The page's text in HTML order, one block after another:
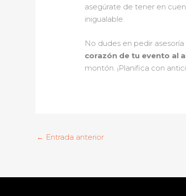
asegúrate de tener en
inigualable.
No dudes en pedir
corazón de tu evento al
montón. ¡Planifica con
← Entrada anterior